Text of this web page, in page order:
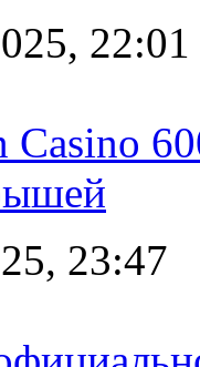
22:01
Casino
23:47